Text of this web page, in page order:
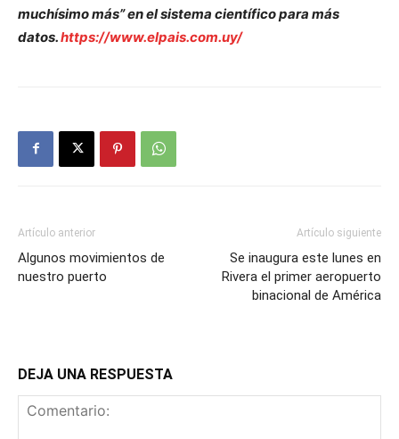
muchísimo más” en el sistema científico para más
datos.https://www.elpais.com.uy/
Artículo anterior
Algunos movimientos de
nuestro puerto
Artículo siguiente
Se inaugura este lunes en
Rivera el primer aeropuerto
binacional de América
DEJA UNA RESPUESTA